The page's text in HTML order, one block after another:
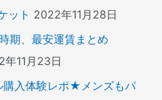
ット 2022年11月28日
期、最安運賃まとめ
年11月23日
購入体験レポ★メンズもパ